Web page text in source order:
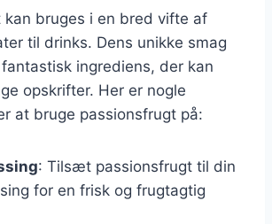
kan bruges i en bred vifte af
til drinks. Dens unikke smag
ingrediens, der kan
opskrifter. Her er nogle
at bruge passionsfrugt på:
: Tilsæt passionsfrugt til din
for en frisk og frugtagtig